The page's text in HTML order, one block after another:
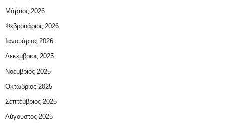
Μάρτιος 2026
Φεβρουάριος 2026
Ιανουάριος 2026
Δεκέμβριος 2025
Νοέμβριος 2025
Οκτώβριος 2025
Σεπτέμβριος 2025
Αύγουστος 2025